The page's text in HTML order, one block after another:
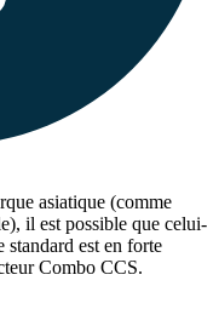
asiatique (comme
il est possible que celui-
est en forte
Combo CCS.